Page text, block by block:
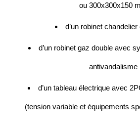
ou 300x300x150
d’un robinet
d’un robinet gaz double avec
antivandalisme
d’un tableau électrique avec
(tension variable et équipements